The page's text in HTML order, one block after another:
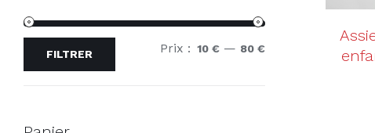
Prix
Prix
FILTRER Prix : 10 € — 80 €